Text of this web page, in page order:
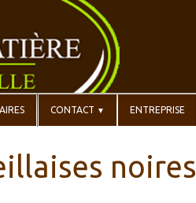
CONTACT ▼ ENTREPRISE
noires